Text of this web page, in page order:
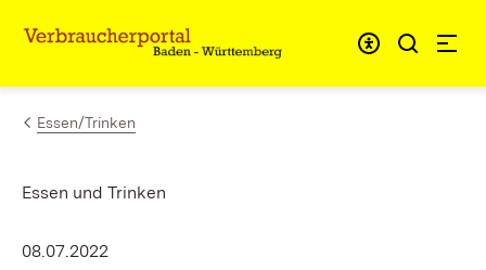
Zum Inhalt springen
Link zur Startseite
Essen/Trinken
Essen und Trinken
08.07.2022